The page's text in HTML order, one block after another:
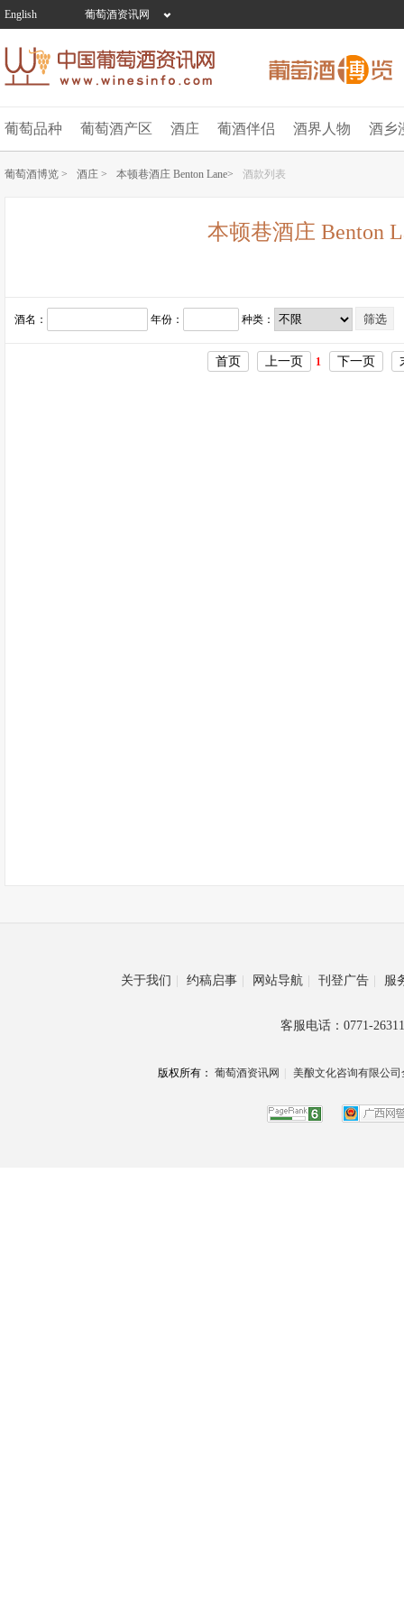
English 葡萄酒资讯网
葡萄品种 葡萄酒产区 酒庄 葡酒伴侣 酒界人物 酒乡
葡萄酒博览 > 酒庄 > 本顿巷酒庄 Benton Lane> 酒款列表
本顿巷酒庄 Benton
酒名： 年份： 种类：
首页 上一页 1 下一页
关于我们 约稿启事 网站导航 刊登广告 服
客服电话：0771-
版权所有： 葡萄酒资讯网 美酿文化咨询有限公司